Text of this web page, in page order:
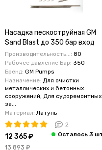
Насадка пескоструйная GM
Sand Blast до 350 бар вход
1/4"г; 80л/мин;
Производительность...: 80
Рабочее давление Бар: 350
Бренд: GM Pumps
Назначение: Для очистки
металлических и бетонных
сооружений, Для судоремонтных
за...
Материал: Латунь
2
12 365 ₽
13 893 ₽